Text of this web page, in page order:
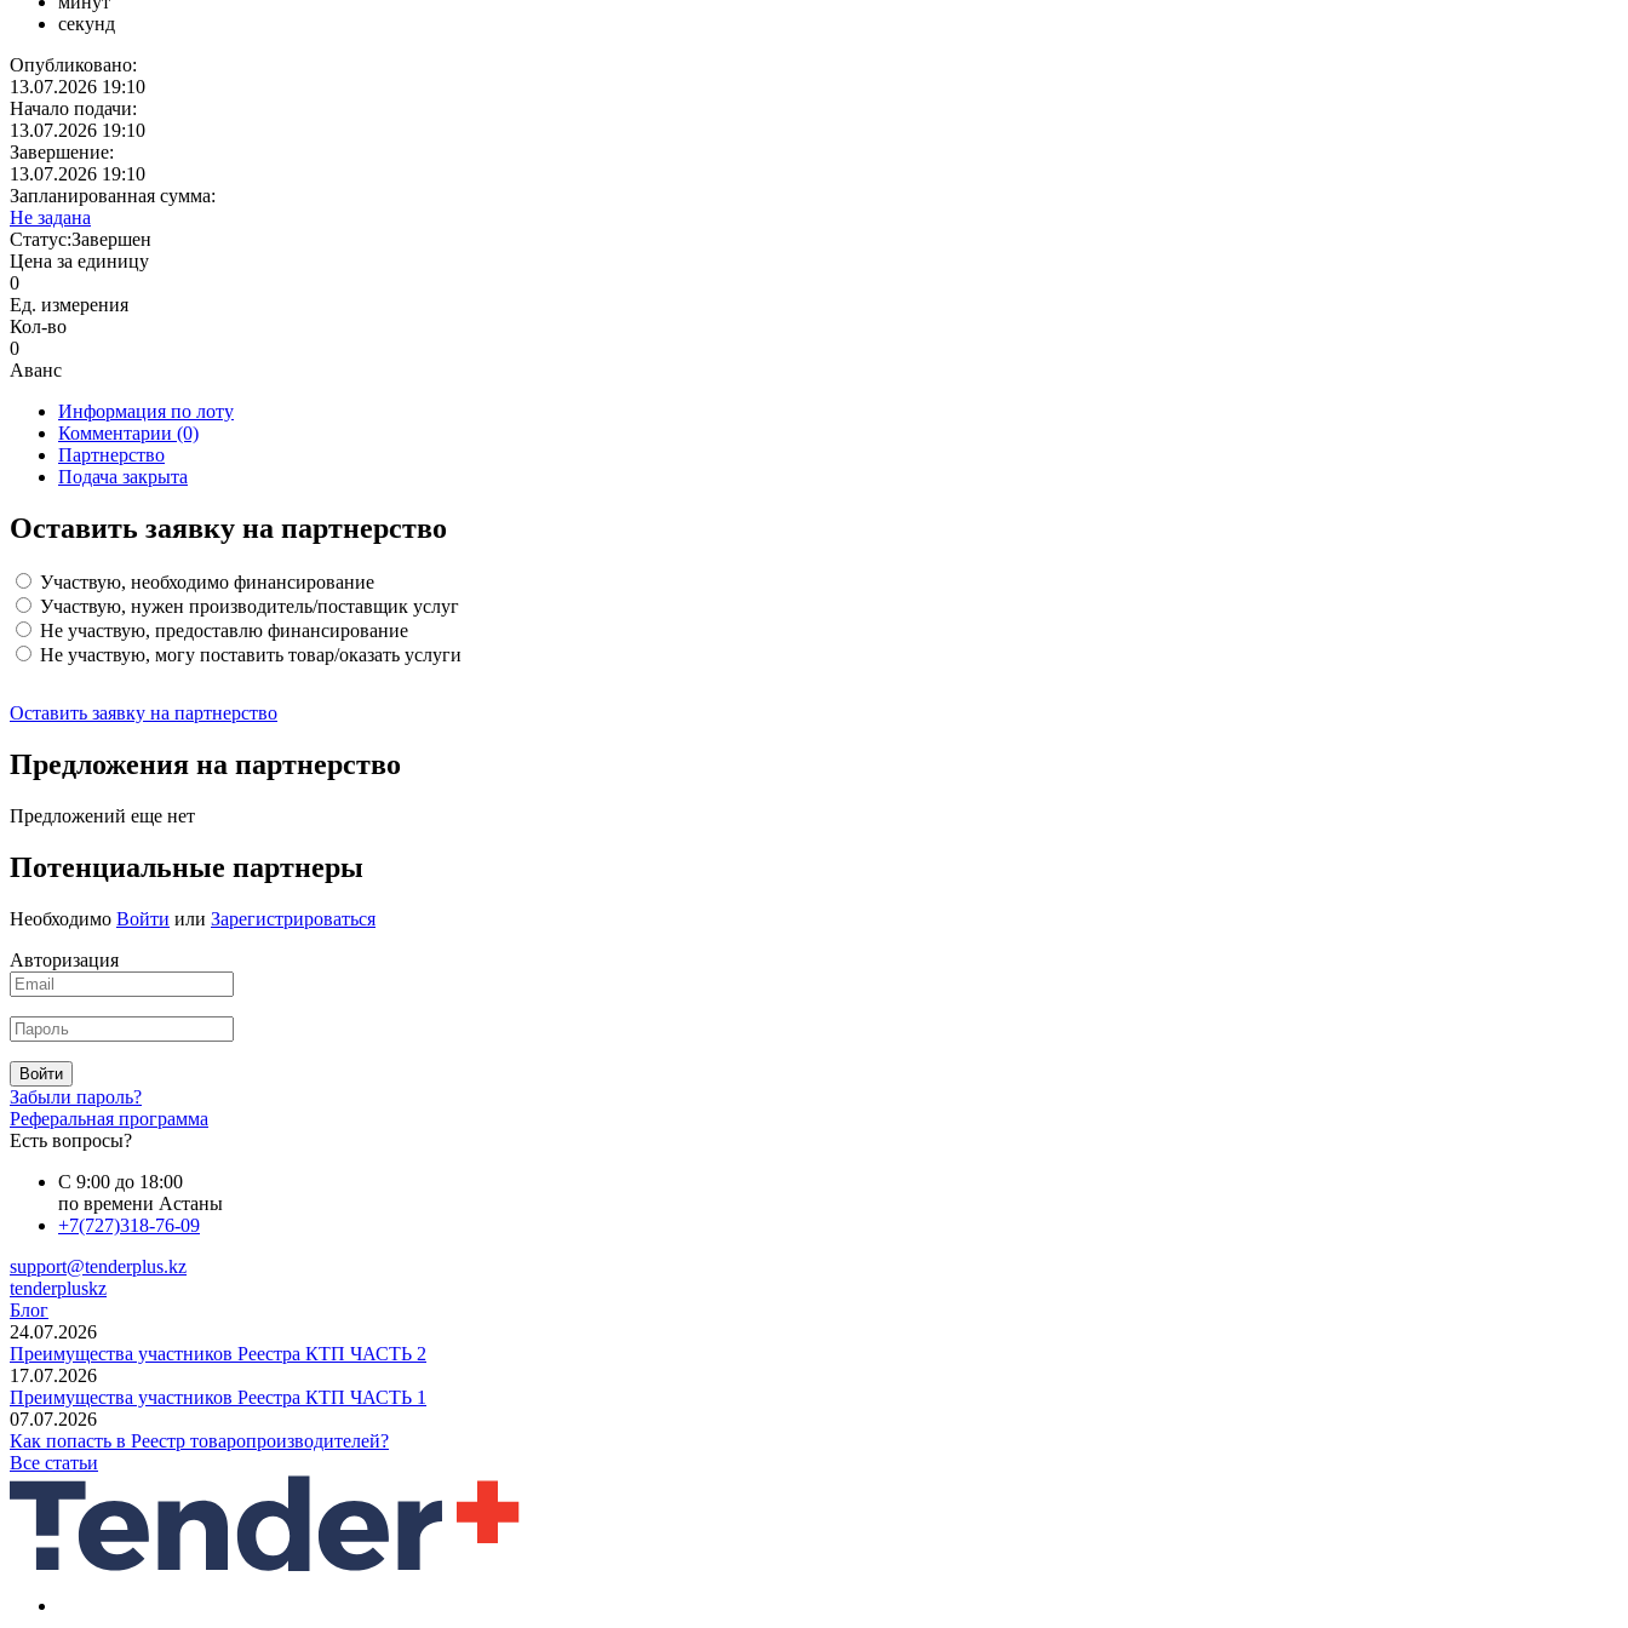
секунд
Опубликовано:
13.07.2026 19:10
Начало подачи:
13.07.2026 19:10
Завершение:
13.07.2026 19:10
Запланированная сумма:
Не задана
Статус:Завершен
Цена за единицу
0
Ед. измерения
Кол-во
0
Аванс
Информация по лоту
Комментарии (0)
Партнерство
Подача закрыта
Оставить заявку на партнерство
Участвую, необходимо финансирование
Участвую, нужен производитель/поставщик услуг
Не участвую, предоставлю финансирование
Не участвую, могу поставить товар/оказать услуги
Оставить заявку на партнерство
Предложения на партнерство
Предложений еще нет
Потенциальные партнеры
Необходимо Войти или Зарегистрироваться
Авторизация
Войти
Забыли пароль?
Реферальная программа
Есть вопросы?
С 9:00 до 18:00
по времени Астаны
+7(727)318-76-09
support@tenderplus.kz
tenderpluskz
Блог
24.07.2026
Преимущества участников Реестра КТП ЧАСТЬ 2
17.07.2026
Преимущества участников Реестра КТП ЧАСТЬ 1
07.07.2026
Как попасть в Реестр товаропроизводителей?
Все статьи